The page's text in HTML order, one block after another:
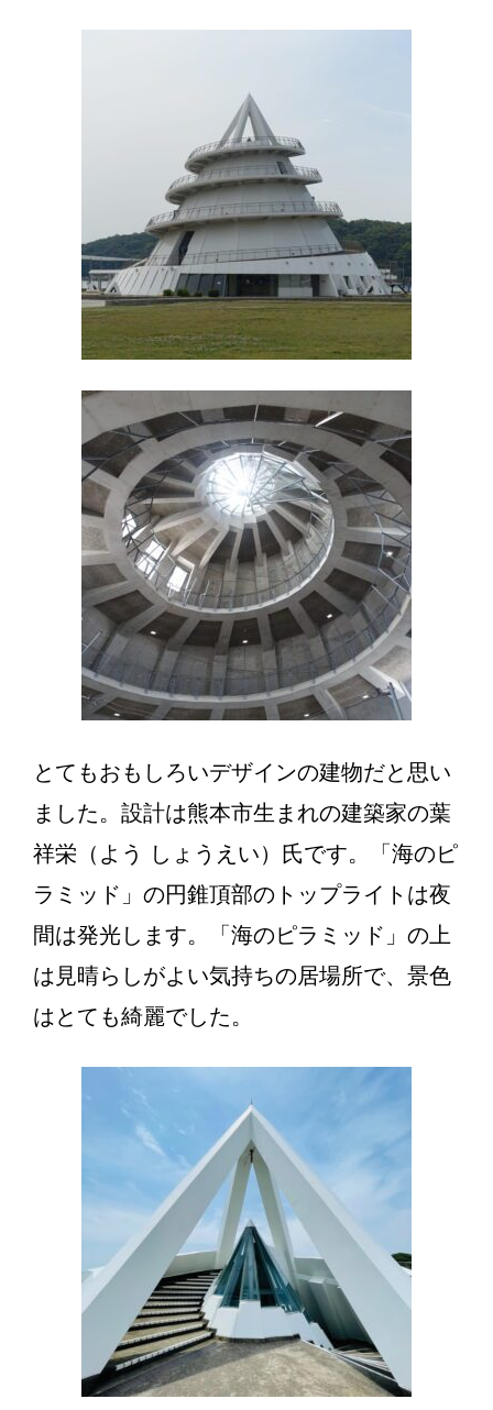
とてもおもしろいデザインの建物だと思い
ました。設計は熊本市生まれの建築家の葉
祥栄（よう しょうえい）氏です。「海のピ
ラミッド」の円錐頂部のトップライトは夜
間は発光します。「海のピラミッド」の上
は見晴らしがよい気持ちの居場所で、景色
はとても綺麗でした。